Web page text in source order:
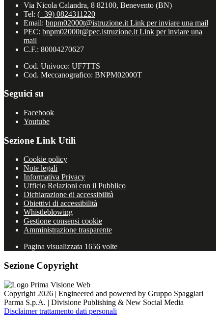
Via Nicola Calandra, 8 82100, Benevento (BN)
Tel: (+39) 0824311220
Email: bnpm02000t@istruzione.it Link per inviare una mail
PEC: bnpm02000t@pec.istruzione.it Link per inviare una
mail
C.F.: 80004270627
Cod. Univoco: UF7TTS
Cod. Meccanografico: BNPM02000T
Seguici su
Facebook
Youtube
Sezione Link Utili
Cookie policy
Note legali
Informativa Privacy
Ufficio Relazioni con il Pubblico
Dichiarazione di accessibilità
Obiettivi di accessibilità
Whistleblowing
Gestione consensi cookie
Amministrazione trasparente
Pagina visualizzata 1656 volte
Sezione Copyright
Copyright 2026 | Engineered and powered by Gruppo Spaggiari
Parma S.p.A. | Divisione Publishing & New Social Media
Disclaimer trattamento dati personali